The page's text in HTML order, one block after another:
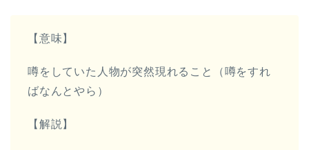
【意味】
噂をしていた人物が突然現れること（噂をすれ
ばなんとやら）
【解説】